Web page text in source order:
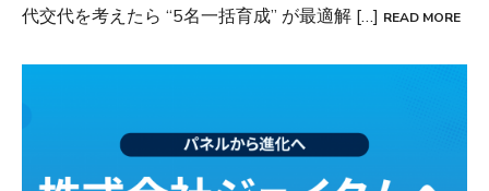
代交代を考えたら “5名一括育成” が最適解 […] READ MORE